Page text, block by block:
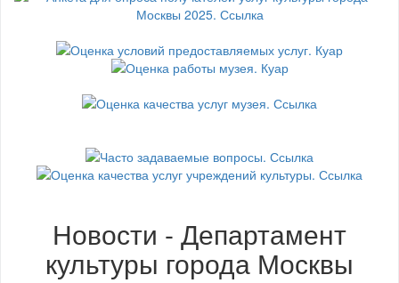
Новости - Департамент
культуры города Москвы